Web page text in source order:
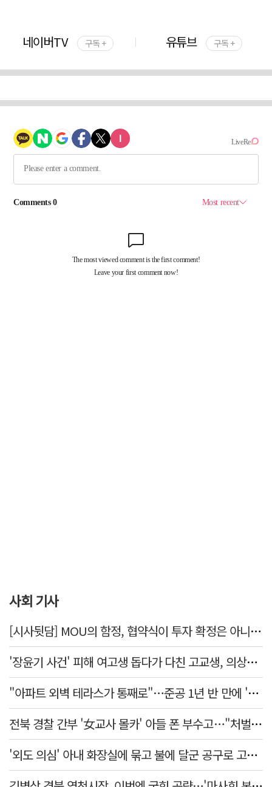
네이버TV 구독 + 유튜브 구독 +
사회 기사
[시사뒷담] MOU의 함정, 협약식이 투자 확정은 아니긴 해
'장윤기 사건' 피해 여고생 돕다가 다친 고교생, 의상자 인정
"아파트 외벽 테라스가 통째로"…준공 1년 반 만에 '아찔 사고'
전북 경찰 간부 '女교사 몰카' 아들 폰 부수고…"처벌 못하는 사안" 내부망에 글
'외도 의심' 아내 화장실에 묶고 불에 달군 공구로 고문…남편 검거